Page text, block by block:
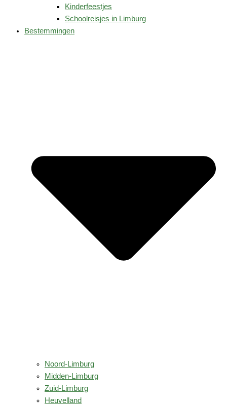
Kinderfeestjes
Schoolreisjes in Limburg
Bestemmingen
Noord-Limburg
Midden-Limburg
Zuid-Limburg
Heuvelland